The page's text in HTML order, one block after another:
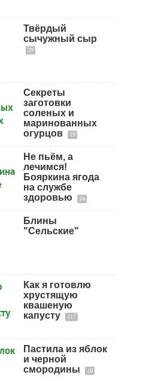
Твёрдый
сычужный сыр
39
Секреты
заготовки
соленых и
маринованных
огурцов
19
Не пьём, а
лечимся!
Бояркина ягода
на службе
здоровью
54
Блины
"Сельские"
Как я готовлю
хрустящую
квашеную
капусту
117
Пастила из яблок
и черной
смородины
10